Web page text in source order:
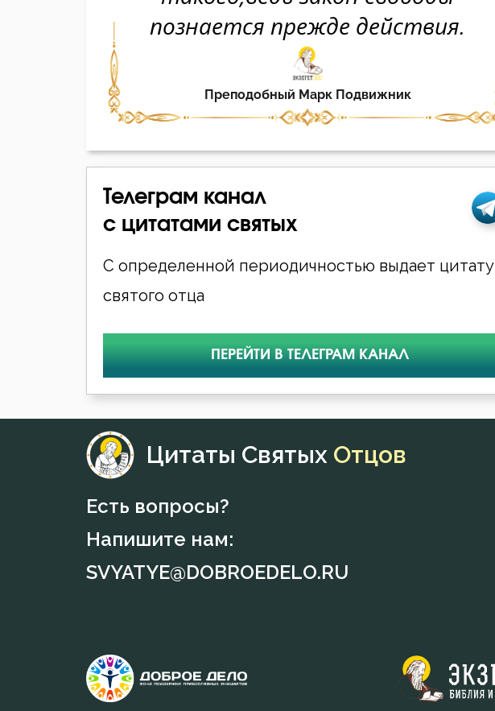
Телеграм канал
с цитатами святых
С определенной периодичностью выдает цитату
святого отца
ПЕРЕЙТИ В ТЕЛЕГРАМ КАНАЛ
Цитаты Святых Отцов
Есть вопросы?
Напишите нам:
SVYATYE@DOBROEDELO.RU